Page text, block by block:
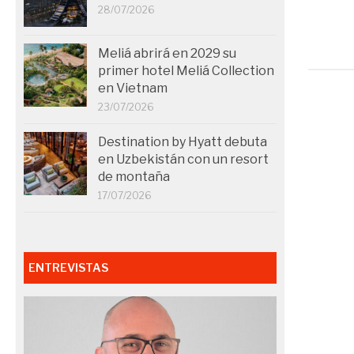
28/07/2026
Meliá abrirá en 2029 su
primer hotel Meliá Collection
en Vietnam
23/07/2026
Destination by Hyatt debuta
en Uzbekistán con un resort
de montaña
17/07/2026
ENTREVISTAS